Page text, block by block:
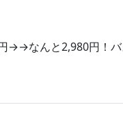
→→なんと2,980円！